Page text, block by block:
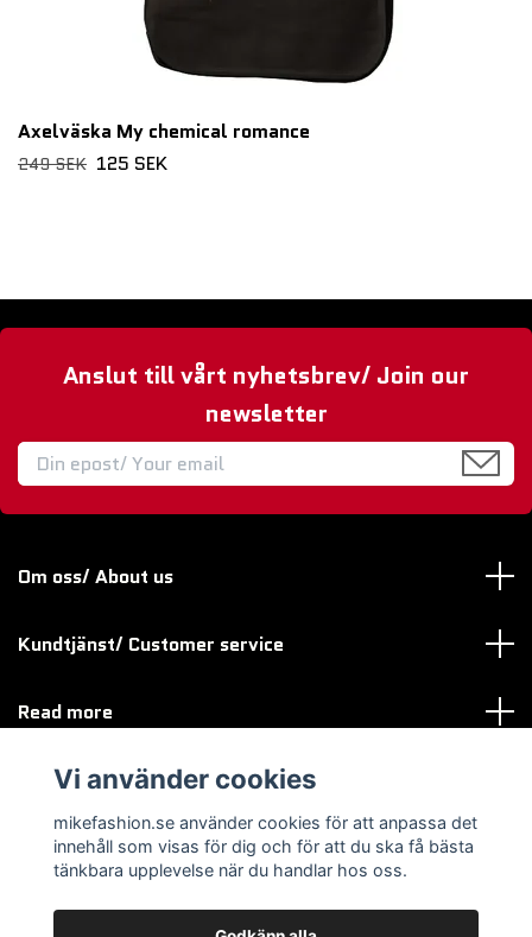
Axelväska My chemical romance
249 SEK 125 SEK
Anslut till vårt nyhetsbrev/ Join our
newsletter
Om oss/ About us
Kundtjänst/ Customer service
Read more
Sociala medier
Vi använder cookies
mikefashion.se använder cookies för att anpassa det
innehåll som visas för dig och för att du ska få bästa
tänkbara upplevelse när du handlar hos oss.